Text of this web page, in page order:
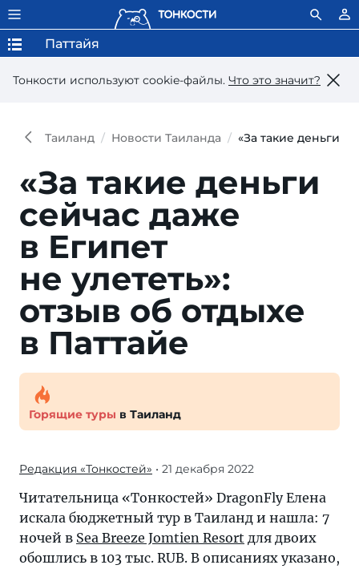
Тонкости используют сookie-файлы. Что это значит?
Паттайя
Таиланд Новости Таиланда «За такие деньги
«За такие деньги
сейчас даже
в Египет
не улететь»:
отзыв об отдыхе
в Паттайе
Горящие туры в Таиланд
Редакция «Тонкостей» • 21 декабря 2022
Читательница «Тонкостей» DragonFly Елена
искала бюджетный тур в Таиланд и нашла: 7
ночей в Sea Breeze Jomtien Resort для двоих
обошлись в 103 тыс. RUB. В описаниях указано,